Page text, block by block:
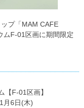
プ「MAM CAFE
ムF-01区画に期間限定
【F-01区画】
月6日(木)